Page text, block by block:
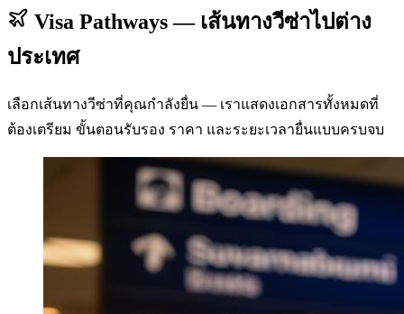
Visa Pathways — เส้นทางวีซ่าไปต่าง
ประเทศ
เลือกเส้นทางวีซ่าที่คุณกำลังยื่น — เราแสดงเอกสารทั้งหมดที่
ต้องเตรียม ขั้นตอนรับรอง ราคา และระยะเวลายื่นแบบครบจบ